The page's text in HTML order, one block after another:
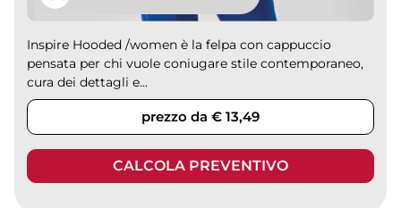
Inspire Hooded /women è la felpa con cappuccio
pensata per chi vuole coniugare stile contemporaneo,
cura dei dettagli e...
prezzo da € 13,49
CALCOLA PREVENTIVO